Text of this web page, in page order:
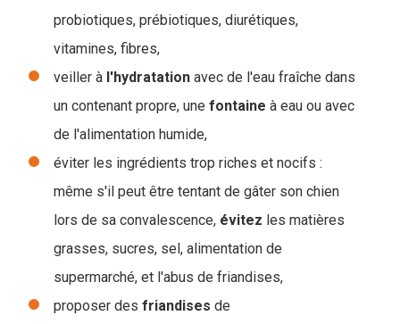
probiotiques, prébiotiques, diurétiques,
vitamines, fibres,
veiller à l'hydratation avec de l'eau fraîche dans
un contenant propre, une fontaine à eau ou avec
de l'alimentation humide,
éviter les ingrédients trop riches et nocifs :
même s'il peut être tentant de gâter son chien
lors de sa convalescence, évitez les matières
grasses, sucres, sel, alimentation de
supermarché, et l'abus de friandises,
proposer des friandises de